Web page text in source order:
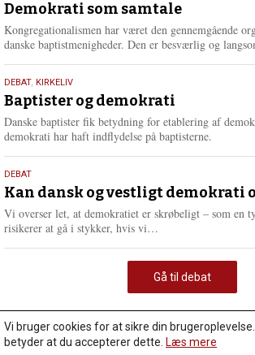
maj
2026
Demokrati som samtale
Kongregationalismen har været den gennemgående
danske baptistmenigheder. Den er besværlig og
18.
maj
2026
DEBAT, KIRKELIV
Baptister og demokrati
Danske baptister fik betydning for etablering af
demokrati har haft indflydelse på baptisterne.
18.
maj
2026
DEBAT
Kan dansk og vestligt demokrati
Vi overser let, at demokratiet er skrøbeligt – som en
risikerer at gå i stykker, hvis vi…
m
e
e
Gå til debat
Vi bruger cookies for at sikre din
betyder at du accepterer dette. Læs mere